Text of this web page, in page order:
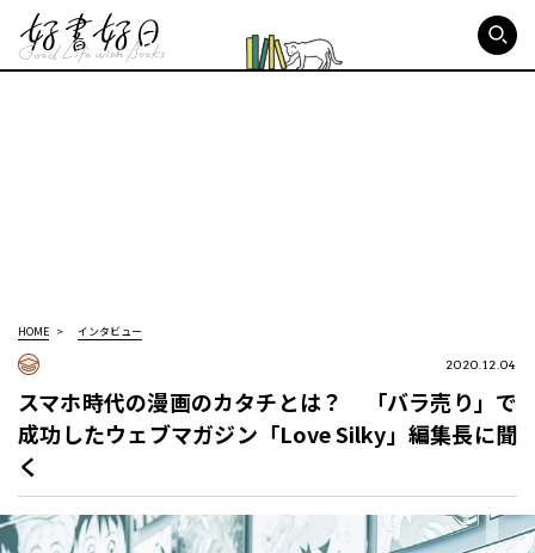
HOME インタビュー
2020.12.04
スマホ時代の漫画のカタチとは？ 「バラ売り」で
成功したウェブマガジン「Love Silky」編集長に聞
く